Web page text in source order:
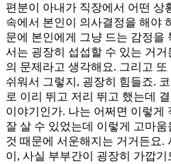
편분이 아내가 직장에서 어떤 상
속에서 본인이 의사결정을 해야
문에 본인에게 그냥 드는 감정을
서는 굉장히 섭섭할 수 있는 거
의 문제라고 생각해요. 그리고 또
쉬워서 그렇지, 굉장히 힘들죠.
로 이리 뛰고 저리 뛰고 했는데
이야기인가. 나는 어쩌면 이렇게
잘 살 수 있었는데 이렇게 고마
것 때문에 서운해지는 거거든요.
이, 사실 부부간이 굉장히 가깝